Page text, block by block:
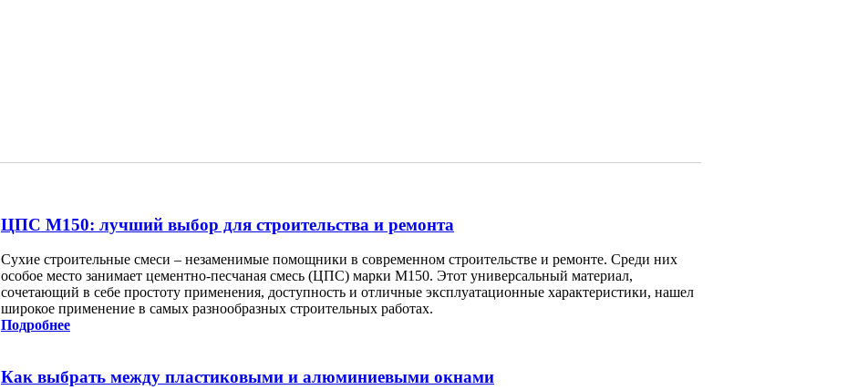
ЦПС М150: лучший выбор для строительства и ремонта
Сухие строительные смеси – незаменимые помощники в современном строительстве и ремонте. Среди них
особое место занимает цементно-песчаная смесь (ЦПС) марки М150. Этот универсальный материал,
сочетающий в себе простоту применения, доступность и отличные эксплуатационные характеристики, нашел
широкое применение в самых разнообразных строительных работах.
Подробнее
Как выбрать между пластиковыми и алюминиевыми окнами